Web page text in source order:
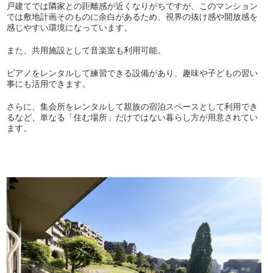
戸建てでは隣家との距離感が近くなりがちですが、このマンション
では敷地計画そのものに余白があるため、視界の抜け感や開放感を
感じやすい環境になっています。
また、共用施設として音楽室も利用可能。
ピアノをレンタルして練習できる設備があり、趣味や子どもの習い
事にも活用できます。
さらに、集会所をレンタルして親族の宿泊スペースとして利用でき
るなど、単なる「住む場所」だけではない暮らし方が用意されてい
ます。